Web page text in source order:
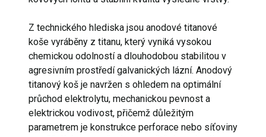
Z technického hlediska jsou anodové titanové
koše vyráběny z titanu, který vyniká vysokou
chemickou odolností a dlouhodobou stabilitou v
agresivním prostředí galvanických lázní. Anodový
titanový koš je navržen s ohledem na optimální
průchod elektrolytu, mechanickou pevnost a
elektrickou vodivost, přičemž důležitým
parametrem je konstrukce perforace nebo síťoviny